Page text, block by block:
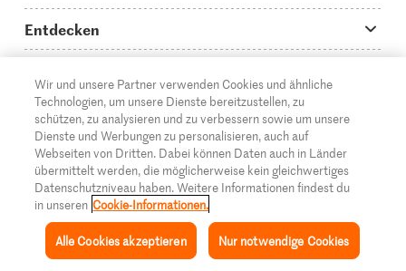
Inspiration Rezepte Mein Migusto Menü
Hauptgerichte
Schnelle & einfache Rezepte
Apéro & Fingerfood
Backen
Rezepte für Familien & Kinder
Alle Rezeptkategorien
Storys
How to-Videos
Glossar
Migusto Login
Migusto Printmagazin
Wettbewerbe
Infos zum Kochen mit Migusto
Kontakt
Mediadaten Werbetreibende
Impressum
Rechtliche Hinweise
Datenschutz
Entdecken
Supermarkt
Migros Online
Über die Migros
Filialen
Cumulus
Migros-Magazin
© 2026 Migros-Genossenschafts-Bund
DE FR IT
Wir und unsere Partner verwenden Cookies und ähnliche
Technologien, um unsere Dienste bereitzustellen, zu
schützen, zu analysieren und zu verbessern sowie um unsere
Dienste und Werbungen zu personalisieren, auch auf
Webseiten von Dritten. Dabei können Daten auch in Länder
übermittelt werden, die möglicherweise kein gleichwertiges
Datenschutzniveau haben. Weitere Informationen findest du
in unseren Cookie-Informationen.
Nur notwendige Cookies
Alle Cookies akzeptieren